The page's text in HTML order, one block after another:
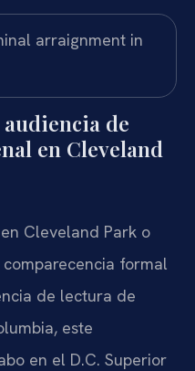
audiencia de
en Cleveland
Cleveland Park o
formal
de lectura de
este
en el D.C. Superior